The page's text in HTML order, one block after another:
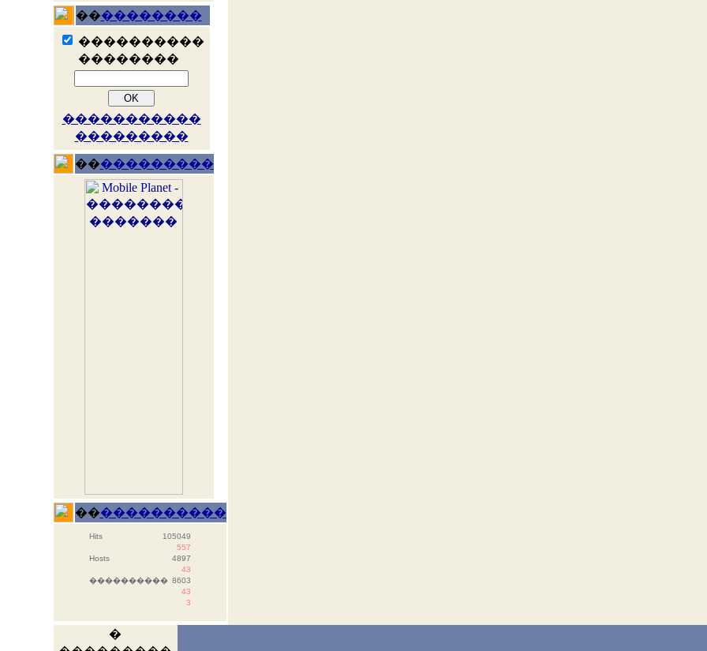
����������
����������
��������
�����������
���������
�����������
������������
Hits
105049
557
Hosts
4897
43
���������� 8603
43
3
�